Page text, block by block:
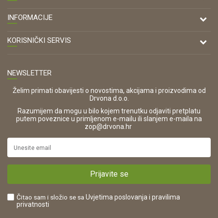
DRVONA D.O.O.
Antuna Mihanovića 7,
47000 Karlovac
OIB:
42821181683
16280
https://www.drvona.hr/
POREZNI BROJ:
INFORMACIJE
O nama
KORISNIČKI SERVIS
Zaštita privatnosti i osobnih podataka
Korištenje kolačića
Pravo na odustajanje i jednostrani raskid ugovora
Reklamacije
Plaćanje karticama
Što dobivam registracijom?
NEWSLETTER
Želim primati obavijesti o novostima, akcijama i proizvodima od
Drvona d.o.o.
Razumijem da mogu u bilo kojem trenutku odjaviti pretplatu
putem poveznice u primljenom e-mailu ili slanjem e-maila na
zop@drvona.hr
Prijavite se
Čitao sam i složio se sa Uvjetima poslovanja i pravilima
privatnosti